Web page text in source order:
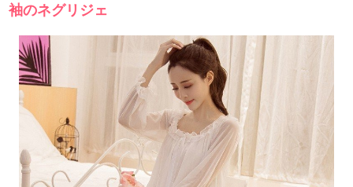
袖のネグリジェ